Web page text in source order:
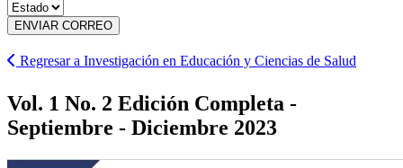
ENVIAR CORREO
Regresar a Investigación en Educación y Ciencias de Salud
Vol. 1 No. 2 Edición Completa -
Septiembre - Diciembre 2023